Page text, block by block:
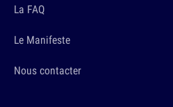
La FAQ
Le Manifeste
Nous contacter